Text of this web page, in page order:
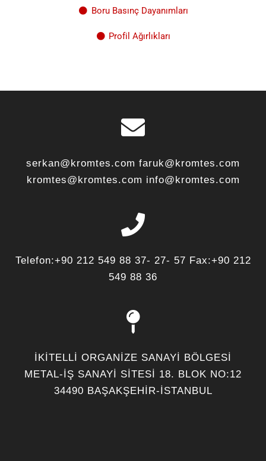
Boru Basınç Dayanımları
Profil Ağırlıkları
serkan@kromtes.com faruk@kromtes.com
kromtes@kromtes.com info@kromtes.com
Telefon:+90 212 549 88 37- 27- 57 Fax:+90 212
549 88 36
İKİTELLİ ORGANİZE SANAYİ BÖLGESİ
METAL-İŞ SANAYİ SİTESİ 18. BLOK NO:12
34490 BAŞAKŞEHİR-İSTANBUL